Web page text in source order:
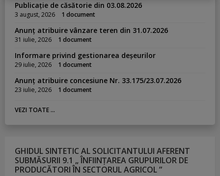
Publicație de căsătorie din 03.08.2026
3 august, 2026 1 document
Anunț atribuire vânzare teren din 31.07.2026
31 iulie, 2026 1 document
Informare privind gestionarea deșeurilor
29 iulie, 2026 1 document
Anunț atribuire concesiune Nr. 33.175/23.07.2026
23 iulie, 2026 1 document
VEZI TOATE ...
GHIDUL SINTETIC AL SOLICITANTULUI AFERENT
SUBMĂSURII 9.1 „ ÎNFIINȚAREA GRUPURILOR DE
PRODUCĂTORI ÎN SECTORUL AGRICOL ”